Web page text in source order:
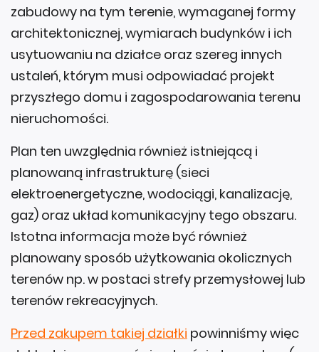
zabudowy na tym terenie, wymaganej formy
architektonicznej, wymiarach budynków i ich
usytuowaniu na działce oraz szereg innych
ustaleń, którym musi odpowiadać projekt
przyszłego domu i zagospodarowania terenu
nieruchomości.
Plan ten uwzględnia również istniejącą i
planowaną infrastrukturę (sieci
elektroenergetyczne, wodociągi, kanalizację,
gaz) oraz układ komunikacyjny tego obszaru.
Istotna informacja może być również
planowany sposób użytkowania okolicznych
terenów np. w postaci strefy przemysłowej lub
terenów rekreacyjnych.
Przed zakupem takiej działki powinniśmy więc